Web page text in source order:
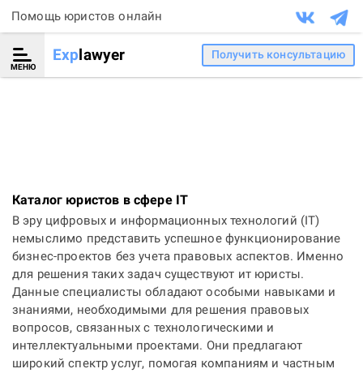
Помощь юристов онлайн
МЕНЮ
Explawyer Получить консультацию
Каталог юристов в сфере IT
В эру цифровых и информационных технологий (IT)
немыслимо представить успешное функционирование
бизнес-проектов без учета правовых аспектов. Именно
для решения таких задач существуют ит юристы.
Данные специалисты обладают особыми навыками и
знаниями, необходимыми для решения правовых
вопросов, связанных с технологическими и
интеллектуальными проектами. Они предлагают
широкий спектр услуг, помогая компаниям и частным